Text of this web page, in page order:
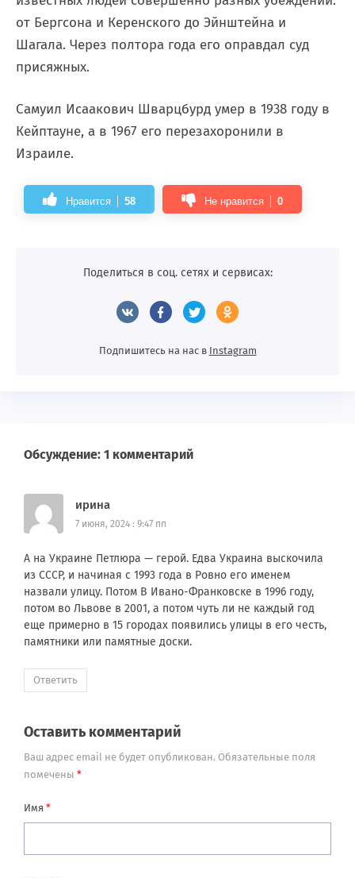
от Бергсона и Керенского до Эйнштейна и
Шагала. Через полтора года его оправдал суд
присяжных.
Самуил Исаакович Шварцбурд умер в 1938 году в
Кейптауне, а в 1967 его перезахоронили в
Израиле.
Нравится 58 Не нравится 0
Поделиться в соц. сетях и сервисах:
Подпишитесь на нас в Instagram
Обсуждение: 1 комментарий
ирина
7 июня, 2024 : 9:47 пп
А на Украине Петлюра — герой. Едва Украина выскочила
из СССР, и начиная с 1993 года в Ровно его именем
назвали улицу. Потом В Ивано-Франковске в 1996 году,
потом во Львове в 2001, а потом чуть ли не каждый год
еще примерно в 15 городах появились улицы в его честь,
памятники или памятные доски.
Ответить
Оставить комментарий
Ваш адрес email не будет опубликован. Обязательные поля
помечены *
Имя *